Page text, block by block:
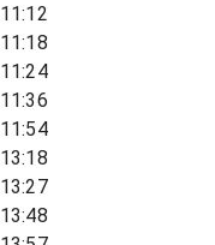
11:12
11:18
11:24
11:36
11:54
13:18
13:27
13:48